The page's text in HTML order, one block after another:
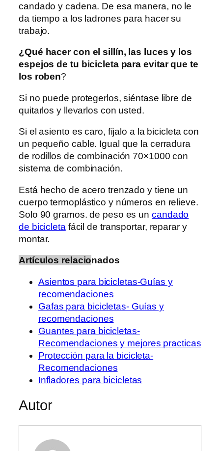
candado y cadena. De esa manera, no le
da tiempo a los ladrones para hacer su
trabajo.
¿Qué hacer con el sillín, las luces y los
espejos de tu bicicleta para evitar que te
los roben?
Si no puede protegerlos, siéntase libre de
quitarlos y llevarlos con usted.
Si el asiento es caro, fíjalo a la bicicleta con
un pequeño cable. Igual que la cerradura
de rodillos de combinación 70×1000 con
sistema de combinación.
Está hecho de acero trenzado y tiene un
cuerpo termoplástico y números en relieve.
Solo 90 gramos. de peso es un candado
de bicicleta fácil de transportar, reparar y
montar.
Artículos relacionados
Asientos para bicicletas-Guías y
recomendaciones
Gafas para bicicletas- Guías y
recomendaciones
Guantes para bicicletas-
Recomendaciones y mejores practicas
Protección para la bicicleta-
Recomendaciones
Infladores para bicicletas
Autor